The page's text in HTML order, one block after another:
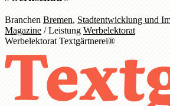
BranchenBremen,Stadtentwicklung und
Magazine/LeistungWerbelektorat
Werbelektorat Textgärtnerei®